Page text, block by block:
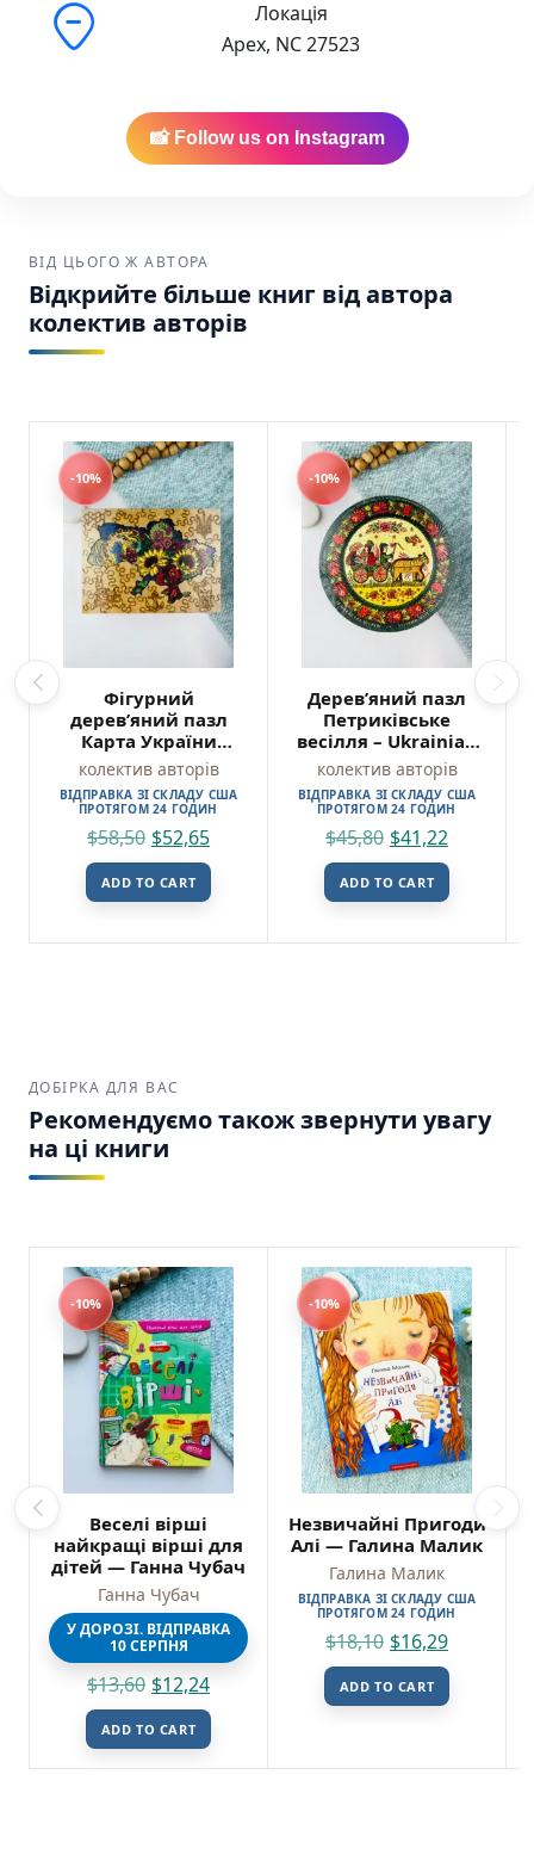
4.5.0. Антологія воєнної літератури колектив
авторів Видавництво Старого Лева SKU:
Локація
Apex, NC 27523
📸 Follow us on Instagram
ВІД ЦЬОГО Ж АВТОРА
Відкрийте більше книг від автора
колектив авторів
-10%
Фігурний
дерев’яний пазл
Карта України
Квітуча XL –
колектив авторів –
Ukrainian Puzzles
колектив авторів
ВІДПРАВКА ЗІ СКЛАДУ США
ПРОТЯГОМ 24 ГОДИН
$58,50 $52,65
ADD TO CART
-10%
Дерев’яний пазл
Петриківське
весілля – Ukrainian
Puzzles
колектив авторів
ВІДПРАВКА ЗІ СКЛАДУ США
ПРОТЯГОМ 24 ГОДИН
$45,80 $41,22
ADD TO CART
ДОБІРКА ДЛЯ ВАС
Рекомендуємо також звернути увагу
на ці книги
-10%
Веселі вірші
найкращі вірші для
дітей — Ганна Чубач
Ганна Чубач
У ДОРОЗІ. ВІДПРАВКА
10 СЕРПНЯ
$13,60 $12,24
ADD TO CART
-10%
Незвичайні Пригоди
Алі — Галина Малик
Галина Малик
ВІДПРАВКА ЗІ СКЛАДУ США
ПРОТЯГОМ 24 ГОДИН
$18,10 $16,29
ADD TO CART